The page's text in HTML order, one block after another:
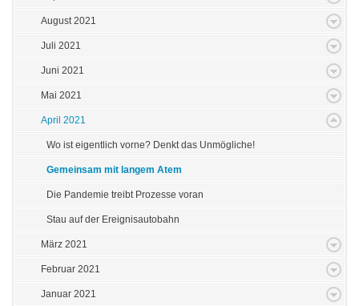
August 2021
Juli 2021
Juni 2021
Mai 2021
April 2021
Wo ist eigentlich vorne? Denkt das Unmögliche!
Gemeinsam mit langem Atem
Die Pandemie treibt Prozesse voran
Stau auf der Ereignisautobahn
März 2021
Februar 2021
Januar 2021